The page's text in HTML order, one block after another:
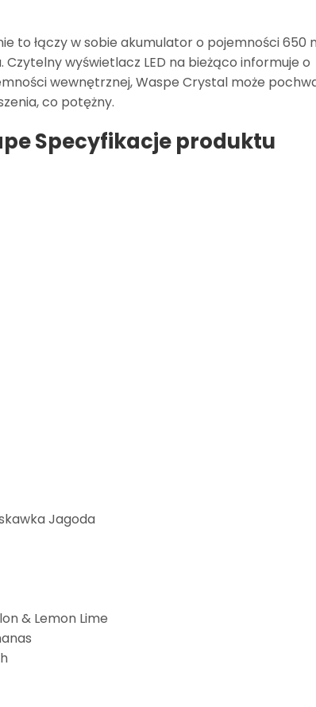
to łączy w sobie akumulator o pojemności 650
wyświetlacz LED na bieżąco informuje o
wewnętrznej, Waspe Crystal może
co potężny.
Specyfikacje produktu
Jagoda
& Lemon Lime